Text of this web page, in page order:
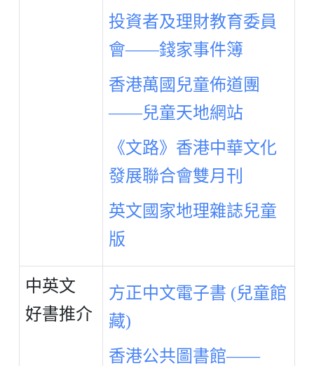
投資者及理財教育委員
會——錢家事件簿
香港萬國兒童佈道團
——兒童天地網站
《文路》香港中華文化
發展聯合會雙月刊
英文國家地理雜誌兒童
版
中英文
好書推介
方正中文電子書 (兒童館
藏)
香港公共圖書館——